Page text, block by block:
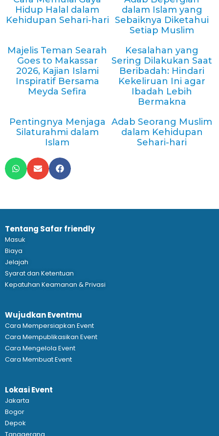
Hidup Halal dalam
Kehidupan Sehari-hari
dalam Islam yang
Sebaiknya Diketahui
Setiap Muslim
Majelis Teman Searah
Goes to Makassar
2026, Kajian Islami
Inspiratif Bersama
Meyda Sefira
Kesalahan yang
Sering Dilakukan Saat
Beribadah: Hindari
Kekeliruan Ini agar
Ibadah Lebih
Bermakna
Pentingnya Menjaga
Silaturahmi dalam
Islam
Adab Seorang Muslim
dalam Kehidupan
Sehari-hari
Tentang Safar friendly
Masuk
Biaya
Jelajah
Syarat dan Ketentuan
Kepatuhan Keamanan & Privasi
Wujudkan Eventmu
Cara Mempersiapkan Event
Cara Mempublikasikan Event
Cara Mengelola Event
Cara Membuat Event
Lokasi Event
Jakarta
Bogor
Depok
Tanggerang